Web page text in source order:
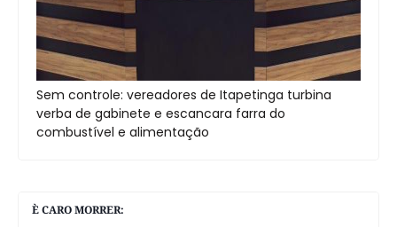
Sem controle: vereadores de Itapetinga turbina
verba de gabinete e escancara farra do
combustível e alimentação
È CARO MORRER: